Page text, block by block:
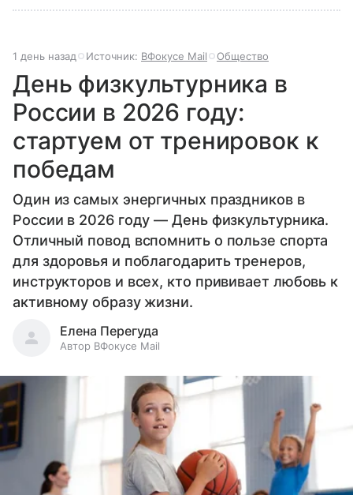
1 день назад Источник: ВФокусе Mail Общество
День физкультурника в
России в 2026 году:
стартуем от тренировок к
победам
Один из самых энергичных праздников в
России в 2026 году — День физкультурника.
Отличный повод вспомнить о пользе спорта
для здоровья и поблагодарить тренеров,
инструкторов и всех, кто прививает любовь к
активному образу жизни.
Елена Перегуда
Автор ВФокусе Mail